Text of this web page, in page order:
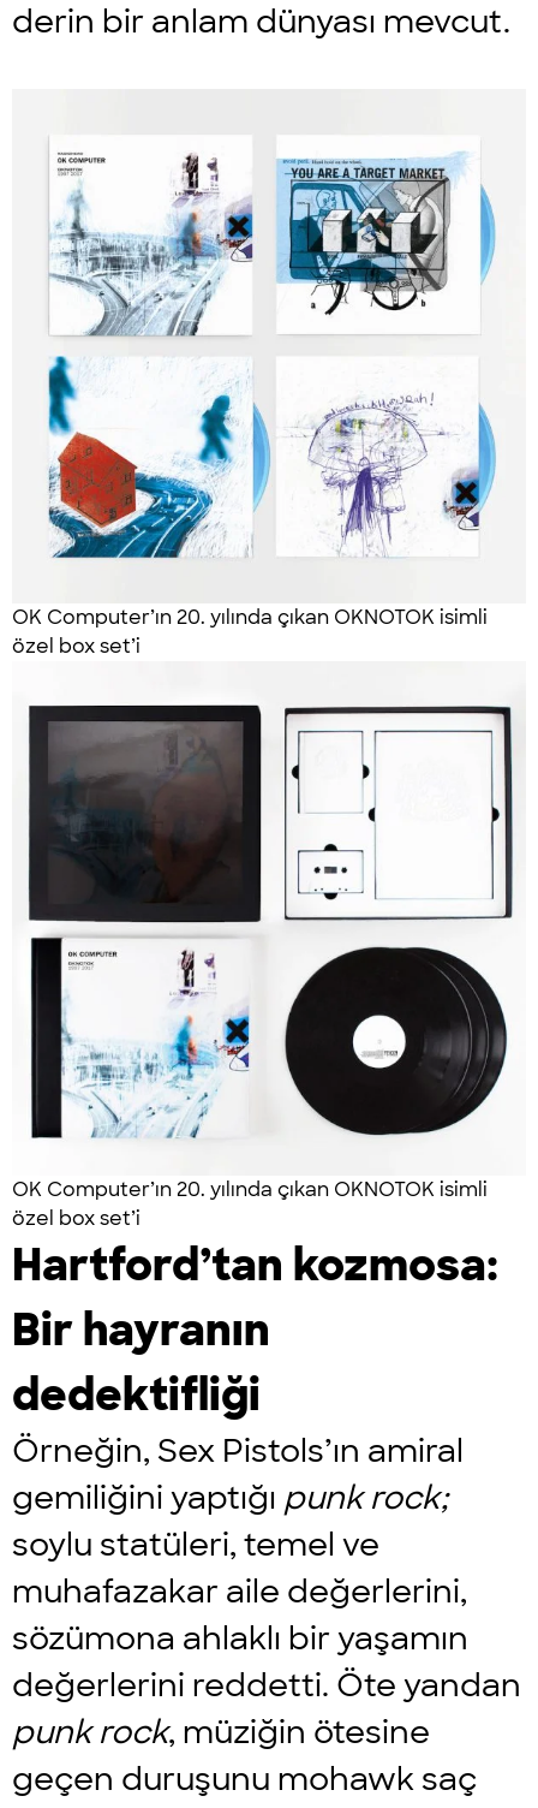
derin bir anlam dünyası mevcut.
OK Computer’ın 20. yılında çıkan OKNOTOK isimli
özel box set’i
OK Computer’ın 20. yılında çıkan OKNOTOK isimli
özel box set’i
Hartford’tan kozmosa:
Bir hayranın
dedektifliği
Örneğin, Sex Pistols’ın amiral
gemiliğini yaptığı punk rock;
soylu statüleri, temel ve
muhafazakar aile değerlerini,
sözümona ahlaklı bir yaşamın
değerlerini reddetti. Öte yandan
punk rock, müziğin ötesine
geçen duruşunu mohawk saç